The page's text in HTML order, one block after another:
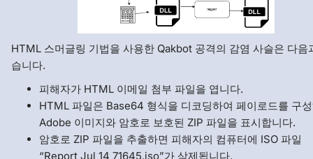
HTML 스머글링 기법을 사용한 Qakbot 공격의 감염 사슬은 다음
습니다.
피해자가 HTML 이메일 첨부 파일을 엽니다.
HTML 파일은 Base64 형식을 디코딩하여 페이로드를 구
Adobe 이미지와 암호로 보호된 ZIP 파일을 표시합니다.
암호로 ZIP 파일을 추출하면 피해자의 컴퓨터에 ISO 파일
“Report Jul 14 71645.iso”가 삭제됩니다.